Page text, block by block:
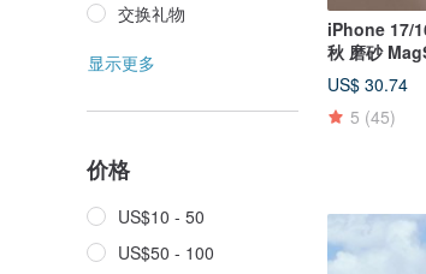
交换礼物
显示更多
价格
US$10 - 50
US$50 - 100
iPhone 17/
秋 磨砂
机壳
US$ 30.74
5 (45)